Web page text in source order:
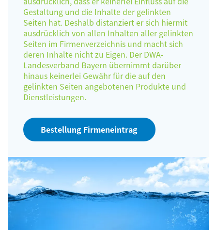
Gestaltung und die Inhalte der gelinkten
Seiten hat. Deshalb distanziert er sich hiermit
ausdrücklich von allen Inhalten aller gelinkten
Seiten im Firmenverzeichnis und macht sich
deren Inhalte nicht zu Eigen. Der DWA-
Landesverband Bayern übernimmt darüber
hinaus keinerlei Gewähr für die auf den
gelinkten Seiten angebotenen Produkte und
Dienstleistungen.
Bestellung Firmeneintrag